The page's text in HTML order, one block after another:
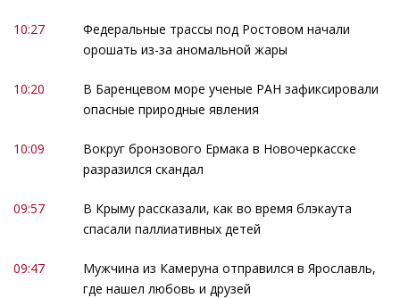
10:27
Федеральные трассы под Ростовом начали
орошать из-за аномальной жары
10:20
В Баренцевом море ученые РАН зафиксировали
опасные природные явления
10:09
Вокруг бронзового Ермака в Новочеркасске
разразился скандал
09:57
В Крыму рассказали, как во время блэкаута
спасали паллиативных детей
09:47
Мужчина из Камеруна отправился в Ярославль,
где нашел любовь и друзей